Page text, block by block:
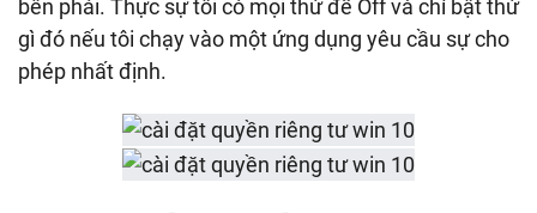
bên phải. Thực sự tôi có mọi thứ để Off và chỉ bật thứ
gì đó nếu tôi chạy vào một ứng dụng yêu cầu sự cho
phép nhất định.